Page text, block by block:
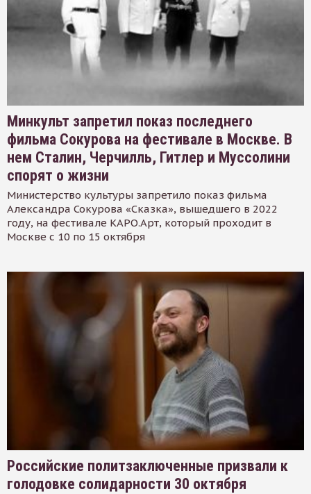
Минкульт запретил показ последнего
фильма Сокурова на фестивале в Москве. В
нем Сталин, Черчилль, Гитлер и Муссолини
спорят о жизни
Министерство культуры запретило показ фильма
Александра Сокурова «Сказка», вышедшего в 2022
году, на фестивале КАРО.Арт, который проходит в
Москве с 10 по 15 октября
Российские политзаключенные призвали к
голодовке солидарности 30 октября